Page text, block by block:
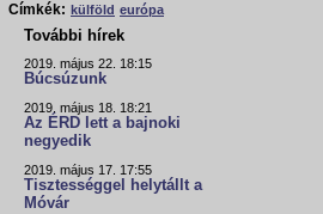
Címkék: külföld európa
További hírek
2019. május 22. 18:15
Búcsúzunk
2019. május 18. 18:21
Az ÉRD lett a bajnoki
negyedik
2019. május 17. 17:55
Tisztességgel helytállt a
Móvár